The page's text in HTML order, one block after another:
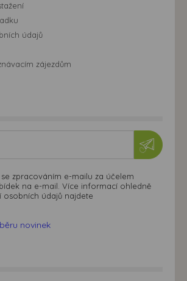
údajů
zájezdům
zpracováním e-mailu za účelem
na e-mail. Více informací ohledně
osobních údajů najdete
novinek